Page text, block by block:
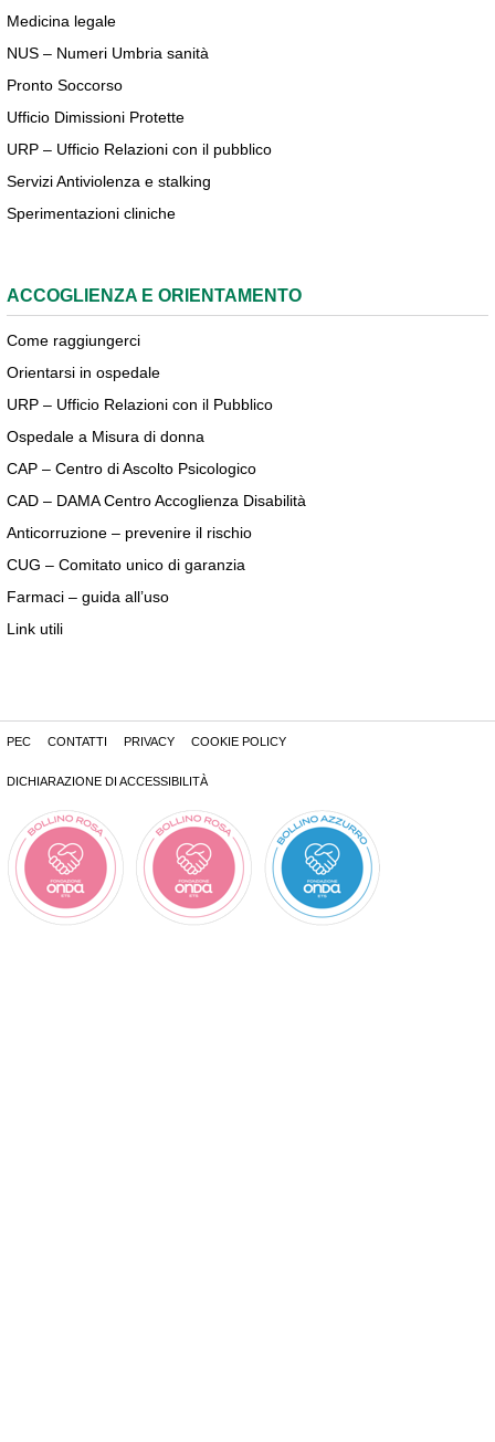
Medicina legale
NUS – Numeri Umbria sanità
Pronto Soccorso
Ufficio Dimissioni Protette
URP – Ufficio Relazioni con il pubblico
Servizi Antiviolenza e stalking
Sperimentazioni cliniche
ACCOGLIENZA E ORIENTAMENTO
Come raggiungerci
Orientarsi in ospedale
URP – Ufficio Relazioni con il Pubblico
Ospedale a Misura di donna
CAP – Centro di Ascolto Psicologico
CAD – DAMA Centro Accoglienza Disabilità
Anticorruzione – prevenire il rischio
CUG – Comitato unico di garanzia
Farmaci – guida all’uso
Link utili
PEC CONTATTI PRIVACY COOKIE POLICY
DICHIARAZIONE DI ACCESSIBILITÀ